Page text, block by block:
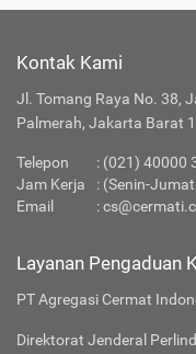
Kontak Kami
Jl. Tomang Raya No. 38,
Palmerah, Jakarta Barat
Telepon : (021) 40000
Jam Kerja
: (Senin-
Email
:
Layanan Pengaduan
PT Agregasi Cermat
Direktorat Jenderal